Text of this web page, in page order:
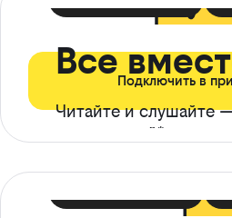
Все
Читайте и слушайте
ограничений*
Подключить в